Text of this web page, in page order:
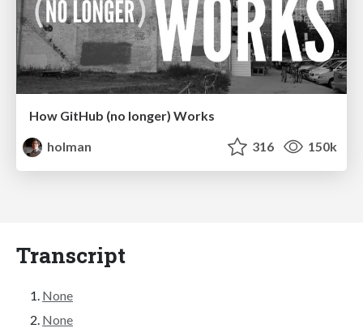
How GitHub (no longer) Works
holman
316 150k
Transcript
None
None